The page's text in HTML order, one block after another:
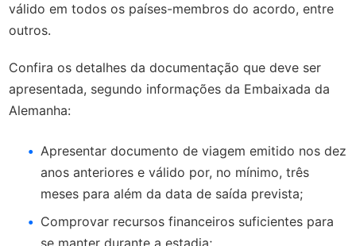
válido em todos os países-membros do acordo, entre
outros.
Confira os detalhes da documentação que deve ser
apresentada, segundo informações da Embaixada da
Alemanha:
Apresentar documento de viagem emitido nos dez
anos anteriores e válido por, no mínimo, três
meses para além da data de saída prevista;
Comprovar recursos financeiros suficientes para